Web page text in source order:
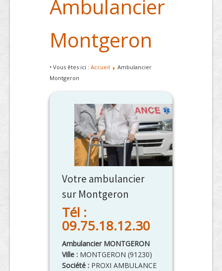
Ambulancier
Montgeron
• Vous êtes ici : Accueil
Ambulancier
Montgeron
Votre ambulancier
sur Montgeron
Tél :
09.75.18.12.30
Ambulancier MONTGERON
Ville : MONTGERON (91230)
Société : PROXI AMBULANCE